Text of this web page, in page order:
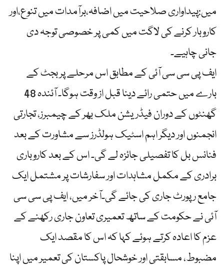
میں:پیداواری صلاحیت میں اضافہ،برآمدات میں تنوع،اور
کاروبار کرنے کی لاگت میں کمی پر خصوصی توجہ دی
جانی چاہیے۔
ایف پی سی سی آئی کے مطابق اس مرحلے پر بجٹ کے
بارے میں حتمی رائے دینا قبل از وقت ہوگا۔ آئندہ 48
گھنٹوں کے دوران فیڈریشن ملک بھر کے چیمبرز، تجارتی
انجمنوں اور دیگر اہم اسٹیک ہولڈرز سے مشاورت کے بعد
فنانس بل کا تفصیلی جائزہ لے گی۔ اس کے بعد کاروباری
برادری کے مکمل مشاہدات اور سفارشات پر مشتمل ایک
جامع رپورٹ جاری کی جائے گی۔آخر میں، ایف پی سی سی
آئی نے حکومت کے ساتھ تعمیری تعاون جاری رکھنے کے
عزم کا اعادہ کرتے ہوئے کہا کہ اس کا مقصد ایک
مضبوط، مسابقتی اور خوشحال پاکستان کی تعمیر میں اپنا